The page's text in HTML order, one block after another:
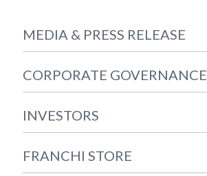
MEDIA & PRESS RELEASE
CORPORATE GOVERNANCE
INVESTORS
FRANCHI STORE